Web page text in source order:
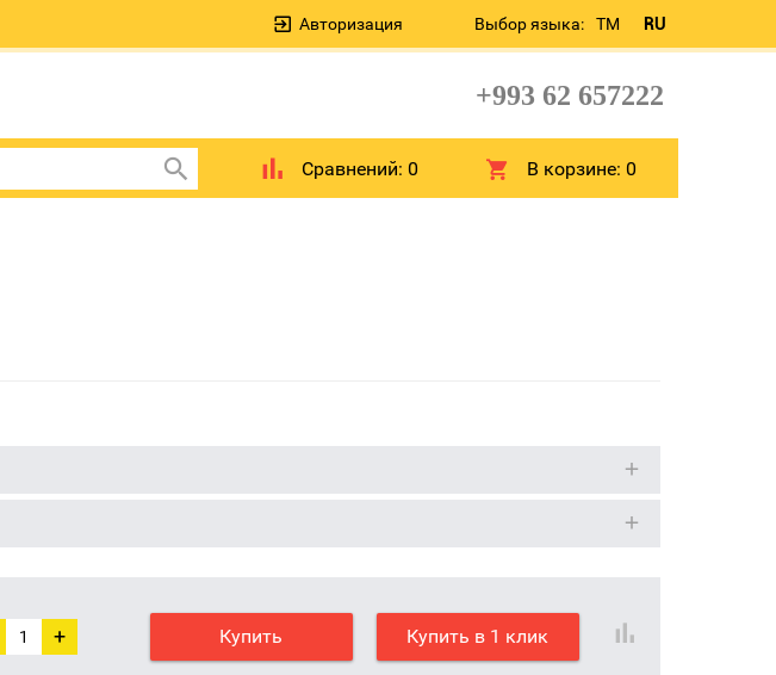
Выбор языка: TM RU
Авторизация
+993 62 657222
Сравнений: 0 В корзине:0
+ Купить Купить в 1 клик